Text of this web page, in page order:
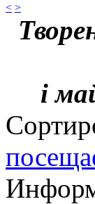
< >
і